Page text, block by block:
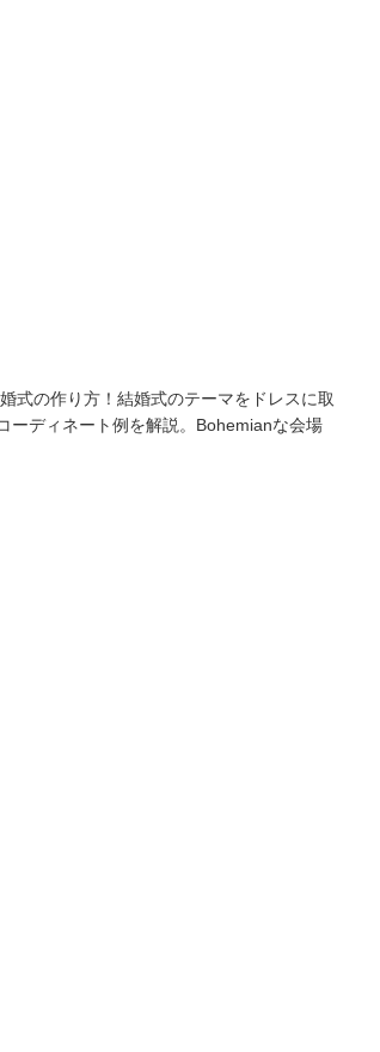
式の作り方！結婚式のテーマをドレスに取
ーディネート例を解説。Bohemianな会場